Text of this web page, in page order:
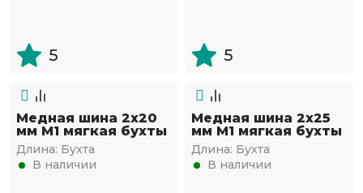
5 5
Медная шина 2х20
мм М1 мягкая бухты
Длина: Бухта
В наличии
Медная шина 2х25
мм М1 мягкая бухты
Длина: Бухта
В наличии